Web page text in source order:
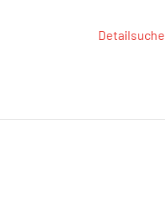
Detailsuche